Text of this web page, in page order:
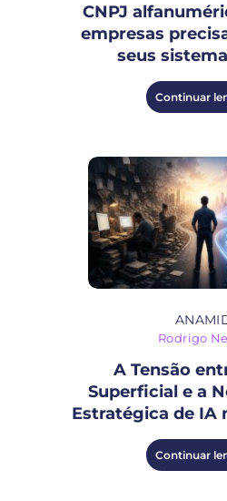
CNPJ
empresas
seus
Continuar
Rodrigo
A Tensão
Superficial e a
Estratégica de IA
Continuar